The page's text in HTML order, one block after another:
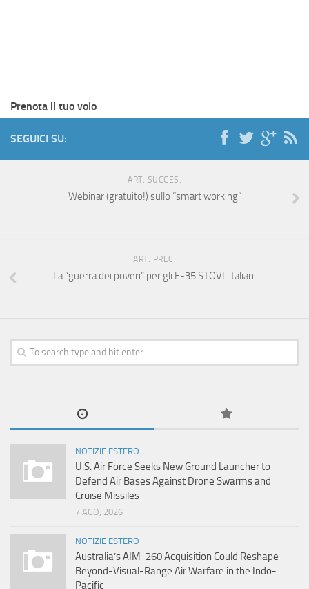
Prenota il tuo volo
SEGUICI SU:
ART. SUCCES.
Webinar (gratuito!) sullo “smart working”
ART. PREC.
La “guerra dei poveri” per gli F-35 STOVL italiani
NOTIZIE ESTERO
U.S. Air Force Seeks New Ground Launcher to
Defend Air Bases Against Drone Swarms and
Cruise Missiles
7 AGO, 2026
NOTIZIE ESTERO
Australia’s AIM-260 Acquisition Could Reshape
Beyond-Visual-Range Air Warfare in the Indo-
Pacific